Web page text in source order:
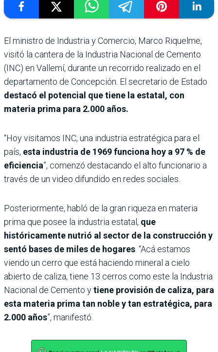
El ministro de Industria y Comercio, Marco Riquelme,
visitó la cantera de la Industria Nacional de Cemento
(INC) en Vallemí, durante un recorrido realizado en el
departamento de Concepción. El secretario de Estado
destacó el potencial que tiene la estatal, con
materia prima para 2.000 años.
“Hoy visitamos INC, una industria estratégica para el
país, esta industria de 1969 funciona hoy a 97 % de
eficiencia”, comenzó destacando el alto funcionario a
través de un video difundido en redes sociales.
Posteriormente, habló de la gran riqueza en materia
prima que posee la industria estatal, que
históricamente nutrió al sector de la construcción y
sentó bases de miles de hogares . “Acá estamos
viendo un cerro que está haciendo mineral a cielo
abierto de caliza, tiene 13 cerros como este la Industria
Nacional de Cemento ytiene provisión de caliza, para
esta materia prima tan noble y tan estratégica, para
2.000 años”, manifestó.